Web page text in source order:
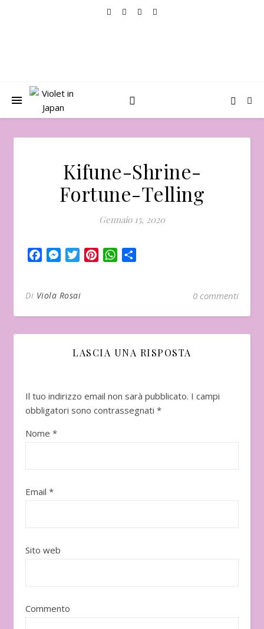
Kifune-Shrine-
Fortune-Telling
Gennaio 15, 2020
FacebookMessenger
TwitterPinterestWhatsApp
Di Viola Rosai 0 commenti
LASCIA UNA RISPOSTA
Il tuo indirizzo email non sarà pubblicato. I campi
obbligatori sono contrassegnati *
Nome *
Email *
Sito web
Commento